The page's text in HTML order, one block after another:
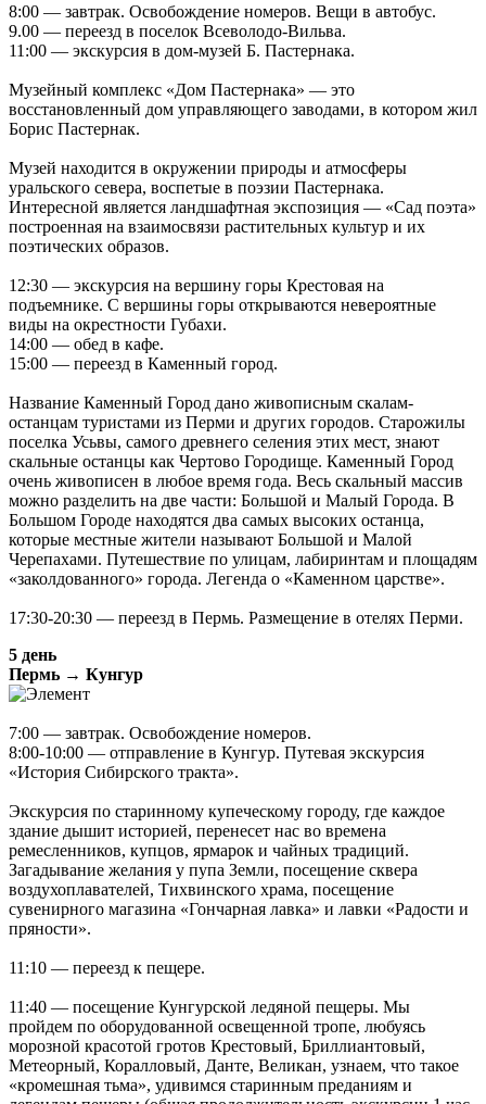
8:00 — завтрак. Освобождение номеров. Вещи в автобус.
9.00 — переезд в поселок Всеволодо-Вильва.
11:00 — экскурсия в дом-музей Б. Пастернака.
Музейный комплекс «Дом Пастернака» — это
восстановленный дом управляющего заводами, в котором жил
Борис Пастернак.
Музей находится в окружении природы и атмосферы
уральского севера, воспетые в поэзии Пастернака.
Интересной является ландшафтная экспозиция — «Сад поэта»
построенная на взаимосвязи растительных культур и их
поэтических образов.
12:30 — экскурсия на вершину горы Крестовая на
подъемнике. С вершины горы открываются невероятные
виды на окрестности Губахи.
14:00 — обед в кафе.
15:00 — переезд в Каменный город.
Название Каменный Город дано живописным скалам-
останцам туристами из Перми и других городов. Старожилы
поселка Усьвы, самого древнего селения этих мест, знают
скальные останцы как Чертово Городище. Каменный Город
очень живописен в любое время года. Весь скальный массив
можно разделить на две части: Большой и Малый Города. В
Большом Городе находятся два самых высоких останца,
которые местные жители называют Большой и Малой
Черепахами. Путешествие по улицам, лабиринтам и площадям
«заколдованного» города. Легенда о «Каменном царстве».
17:30-20:30 — переезд в Пермь. Размещение в отелях Перми.
5 день
Пермь → Кунгур
7:00 — завтрак. Освобождение номеров.
8:00-10:00 — отправление в Кунгур. Путевая экскурсия
«История Сибирского тракта».
Экскурсия по старинному купеческому городу, где каждое
здание дышит историей, перенесет нас во времена
ремесленников, купцов, ярмарок и чайных традиций.
Загадывание желания у пупа Земли, посещение сквера
воздухоплавателей, Тихвинского храма, посещение
сувенирного магазина «Гончарная лавка» и лавки «Радости и
пряности».
11:10 — переезд к пещере.
11:40 — посещение Кунгурской ледяной пещеры. Мы
пройдем по оборудованной освещенной тропе, любуясь
морозной красотой гротов Крестовый, Бриллиантовый,
Метеорный, Коралловый, Данте, Великан, узнаем, что такое
«кромешная тьма», удивимся старинным преданиям и